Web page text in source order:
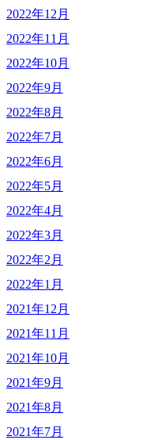
2022年12月
2022年11月
2022年10月
2022年9月
2022年8月
2022年7月
2022年6月
2022年5月
2022年4月
2022年3月
2022年2月
2022年1月
2021年12月
2021年11月
2021年10月
2021年9月
2021年8月
2021年7月